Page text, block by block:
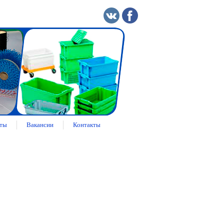
Вакансии Контакты